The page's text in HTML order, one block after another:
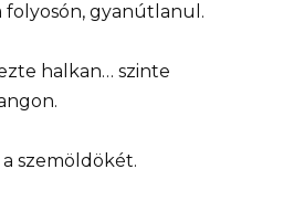
folyosón, gyanútlanul.
halkan… szinte
szemöldökét.